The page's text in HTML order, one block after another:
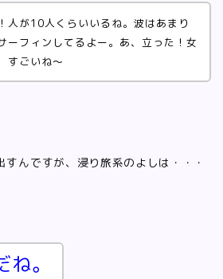
人が10人くらいいるね。波はあまり
ーフィンしてるよー。あ、立った！女
すごいね～
すんですが、浸り旅系のよしは・・・
。